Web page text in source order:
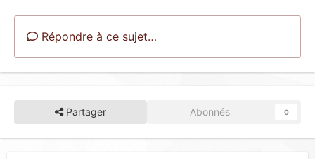
Répondre à ce sujet…
Partager Abonnés 0